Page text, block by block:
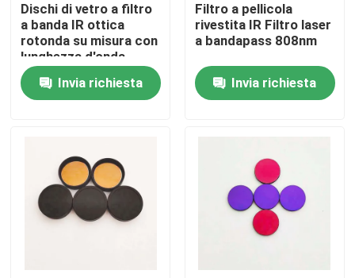
Casa
Video
Chi siamo
Dischi di vetro a filtro
a banda IR ottica
rotonda su misura con
lunghezza d'onda
centrale di 850 nm e
blocco OD5 200-1100
nm
Invia richiesta
Filtro a pellicola
rivestita IR Filtro laser
a bandapass 808nm
Invia richiesta